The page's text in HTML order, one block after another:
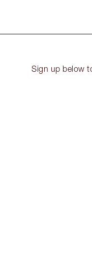
Sign up below